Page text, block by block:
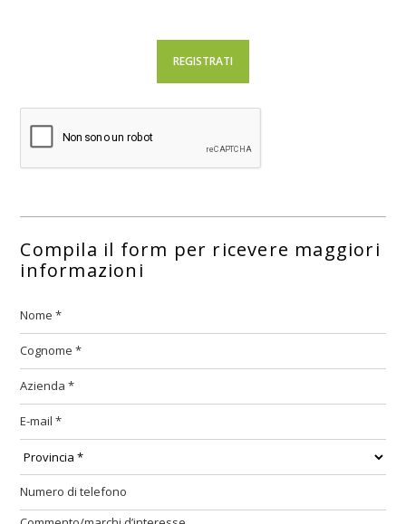
Compila il form per ricevere maggiori
informazioni